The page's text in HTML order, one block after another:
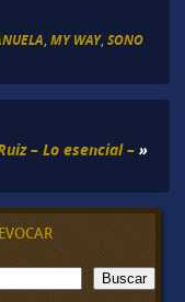
, MY WAY, SONO
– Lo esencial – »
Buscar